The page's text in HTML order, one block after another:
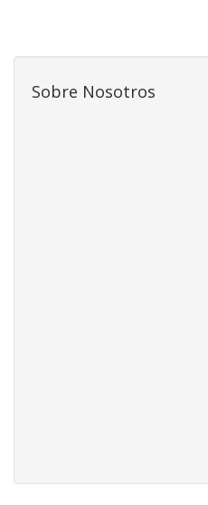
Sobre Nosotros